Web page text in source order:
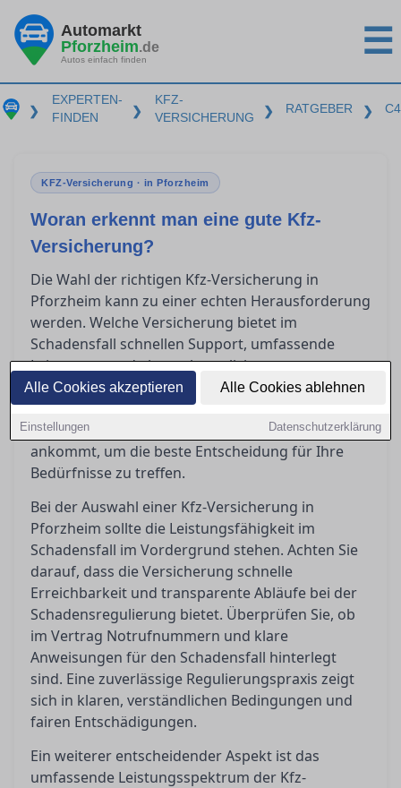
Alle Cookies akzeptieren Alle Cookies ablehnen
Einstellungen Datenschutzerklärung
Automarkt
Pforzheim.de
Autos einfach finden ☰
❯
EXPERTEN-
FINDEN
❯
KFZ-
VERSICHERUNG
❯ RATGEBER ❯
KFZ-Versicherung · in Pforzheim
Woran erkennt man eine gute Kfz-
Versicherung?
Die Wahl der richtigen Kfz-Versicherung in
Pforzheim kann zu einer echten Herausforderung
werden. Welche Versicherung bietet im
Schadensfall schnellen Support, umfassende
Leistungen und eine unkomplizierte
Schadensregulierung? Dieser Ratgeber gibt Ihnen
Einblicke, wie Sie die Bedingungen richtig deuten
und worauf es bei Kundenbewertungen wirklich
ankommt, um die beste Entscheidung für Ihre
Bedürfnisse zu treffen.
Bei der Auswahl einer Kfz-Versicherung in
Pforzheim sollte die Leistungsfähigkeit im
Schadensfall im Vordergrund stehen. Achten Sie
darauf, dass die Versicherung schnelle
Erreichbarkeit und transparente Abläufe bei der
Schadensregulierung bietet. Überprüfen Sie, ob
im Vertrag Notrufnummern und klare
Anweisungen für den Schadensfall hinterlegt
sind. Eine zuverlässige Regulierungspraxis zeigt
sich in klaren, verständlichen Bedingungen und
fairen Entschädigungen.
Ein weiterer entscheidender Aspekt ist das
umfassende Leistungsspektrum der Kfz-